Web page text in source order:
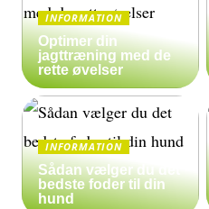
INFORMATION
Optimer din
jagttræning med de
rette øvelser
INFORMATION
Sådan vælger du det
bedste foder til din
hund